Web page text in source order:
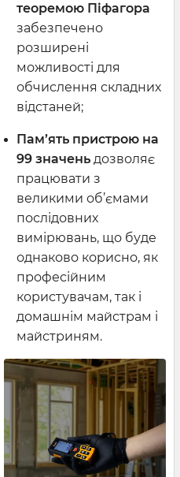
теоремою Піфагора
забезпечено
розширені
можливості для
обчислення складних
відстаней;
Пам’ять пристрою на
99 значень дозволяє
працювати з
великими об’ємами
послідовних
вимірювань, що буде
однаково корисно, як
професійним
користувачам, так і
домашнім майстрам і
майстриням.